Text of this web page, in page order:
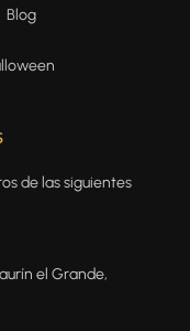
de las siguientes
el Grande,
Blog